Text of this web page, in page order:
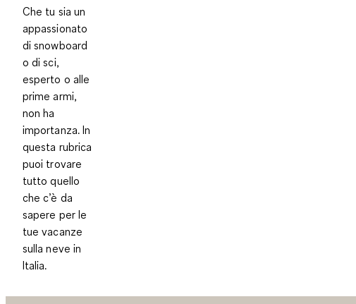
Che tu sia un
appassionato
di snowboard
o di sci,
esperto o alle
prime armi,
non ha
importanza. In
questa rubrica
puoi trovare
tutto quello
che c’è da
sapere per le
tue vacanze
sulla neve in
Italia.